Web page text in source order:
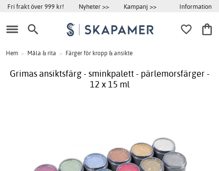
Fri frakt över 999 kr! Nyheter >> Kampanj >> Information
Hem > Måla & rita > Färger för kropp & ansikte
Grimas ansiktsfärg - sminkpalett - pärlemorsfärger -
12 x 15 ml